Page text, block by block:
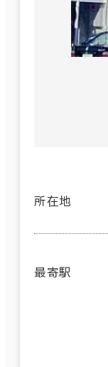
所在地
最寄駅